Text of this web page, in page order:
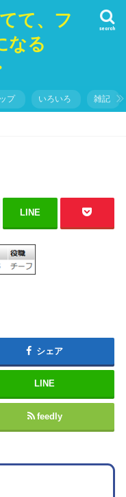
て、フ
なる
search
プ いろいろ 雑記
LINE
シェア
LINE
feedly